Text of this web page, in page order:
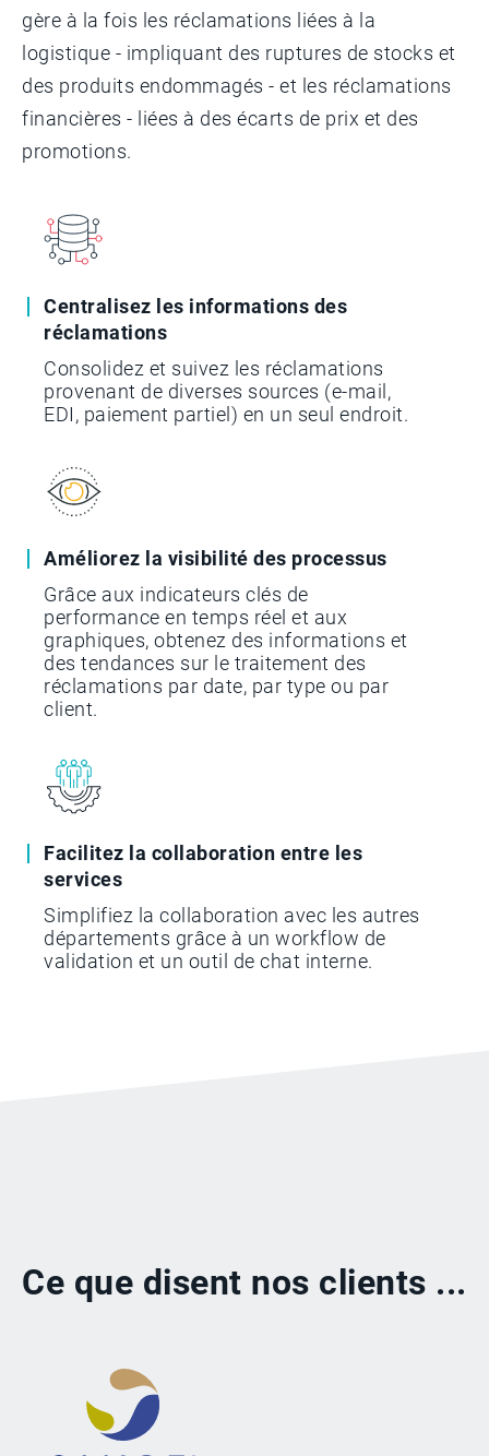
gère à la fois les réclamations liées à la
logistique - impliquant des ruptures de stocks et
des produits endommagés - et les réclamations
financières - liées à des écarts de prix et des
promotions.
Centralisez les informations des
réclamations
Consolidez et suivez les réclamations
provenant de diverses sources (e-mail,
EDI, paiement partiel) en un seul endroit.
Améliorez la visibilité des processus
Grâce aux indicateurs clés de
performance en temps réel et aux
graphiques, obtenez des informations et
des tendances sur le traitement des
réclamations par date, par type ou par
client.
Facilitez la collaboration entre les
services
Simplifiez la collaboration avec les autres
départements grâce à un workflow de
validation et un outil de chat interne.
Ce que disent nos clients ...